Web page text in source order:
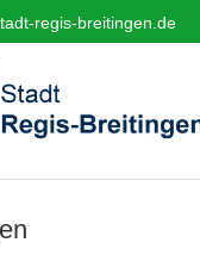
regis-breitingen.de